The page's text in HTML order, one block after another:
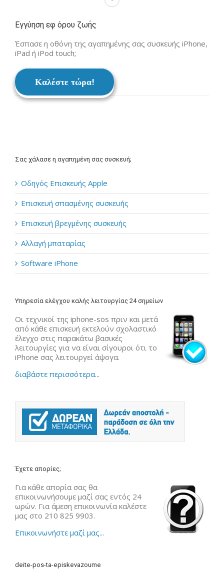
Εγγύηση εφ όρου ζωής
Έσπασε η οθόνη της αγαπημένης σας συσκευής iPhone,
iPad ή iPod touch;
Καλέστε τώρα!
Σας χάλασε η αγαπημένη σας συσκευή;
Οδηγός Επισκευής Apple
Επισκευή σπασμένης συσκευής
Επισκευή βρεγμένης συσκευής
Αλλαγή μπαταρίας
Software iPhone
Υπηρεσία ελέγχου καλής λειτουργίας 24 σημείων
Οι τεχνικοί της iphone-sos πριν και μετά
από κάθε επισκευή εκτελούν σχολαστικό
έλεγχο στις παρακάτω βασικές
λειτουργίες για να είναι σίγουροι ότι το
iPhone σας λειτουργεί άψογα.
διαβάστε περισσότερα...
Έχετε απορίες;
Για κάθε απορία σας θα
επικοινωνήσουμε μαζί σας εντός 24
ωρών. Για άμεση επικοινωνία καλέστε
μας στο 210 825 9903.
Επικοινωνήστε μαζί μας...
deite-pos-ta-episkevazoume